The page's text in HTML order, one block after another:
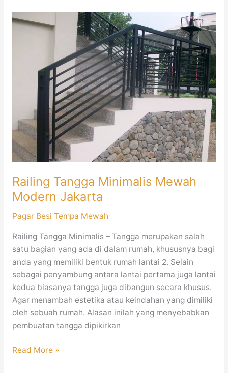
Railing Tangga Minimalis Mewah
Modern Jakarta
Pagar Besi Tempa Mewah
Railing Tangga Minimalis – Tangga merupakan salah
satu bagian yang ada di dalam rumah, khususnya bagi
anda yang memiliki bentuk rumah lantai 2. Selain
sebagai penyambung antara lantai pertama juga lantai
kedua biasanya tangga juga dibangun secara khusus.
Agar menambah estetika atau keindahan yang dimiliki
oleh sebuah rumah. Alasan inilah yang menyebabkan
pembuatan tangga dipikirkan
Railing
Tangga
Modern
Jakarta
Read More »